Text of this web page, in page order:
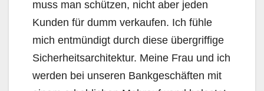
muss man schützen, nicht aber jeden
Kunden für dumm verkaufen. Ich fühle
mich entmündigt durch diese übergriffige
Sicherheitsarchitektur. Meine Frau und ich
werden bei unseren Bankgeschäften mit